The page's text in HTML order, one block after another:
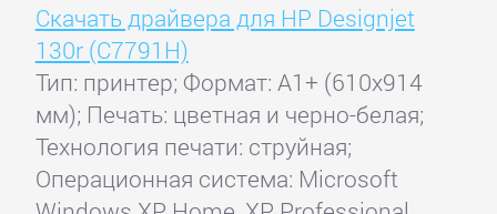
Скачать драйвера для HP Designjet
130r (C7791H)
Тип: принтер; Формат: A1+ (610x914
мм); Печать: цветная и черно-белая;
Технология печати: струйная;
Операционная система: Microsoft